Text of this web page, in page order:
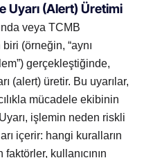
Uyarı (Alert) Üretimi
veya TCMB
(örneğin, “aynı
gerçekleştiğinde,
(alert) üretir. Bu uyarılar,
mücadele ekibinin
işlemin neden riskli
içerir: hangi kuralların
kullanıcının